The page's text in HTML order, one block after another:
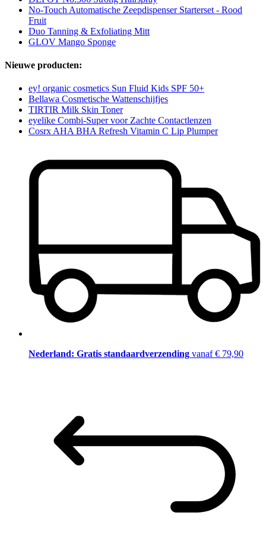
No-Touch Automatische Zeepdispenser Starterset - Rood
Fruit
Duo Tanning & Exfoliating Mitt
GLOV Mango Sponge
Nieuwe producten:
ey! organic cosmetics Sun Fluid Kids SPF 50+
Bellawa Cosmetische Wattenschijfjes
TIRTIR Milk Skin Toner
eyelike Combi-Super voor Zachte Contactlenzen
Cosrx AHA BHA Refresh Vitamin C Lip Plumper
Nederland: Gratis standaardverzending vanaf € 79,90